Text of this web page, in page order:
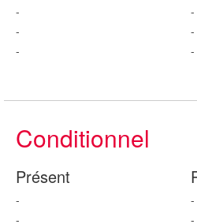
-
-
-
-
-
-
Conditionnel
Présent
-
-
-
-